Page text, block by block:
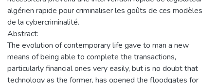
algérien rapide pour criminaliser les goûts de ces modèles
de la cybercriminalité.
Abstract:
The evolution of contemporary life gave to man a new
means of being able to complete the transactions,
particularly financial ones very easily, but is no doubt that
technology as the former, has opened the floodgates for